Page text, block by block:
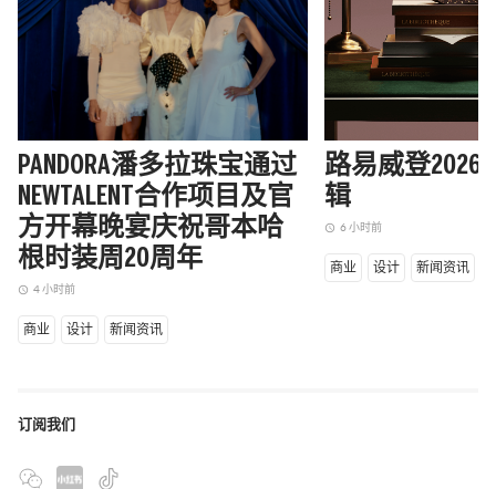
PANDORA潘多拉珠宝通过
NEWTALENT合作项目及官
方开幕晚宴庆祝哥本哈
根时装周20周年
access_time 4 小时前
商业 设计 新闻资讯
路易威登2026
辑
access_time 6 小时前
商业 设计 新闻资讯
订阅我们